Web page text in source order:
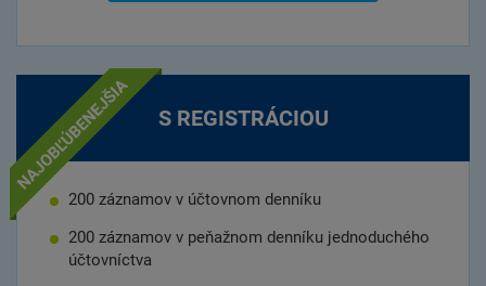
S REGISTRÁCIOU
200 záznamov v účtovnom denníku
200 záznamov v peňažnom denníku jednoduchého
účtovníctva